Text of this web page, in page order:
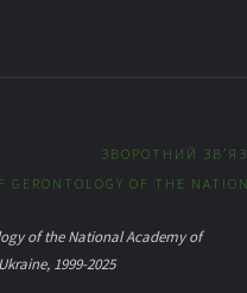
ЗВОРОТНИЙ
OF THE
of the National Academy of
1999-2025